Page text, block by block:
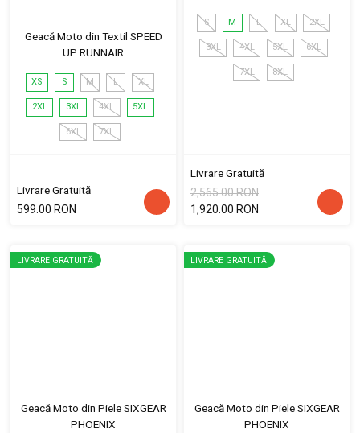
Geacă Moto din Textil SPEED
UP RUNNAIR
XS S M L XL
2XL 3XL 4XL 5XL
6XL 7XL
Livrare Gratuită
599.00 RON
S M L XL 2XL
3XL 4XL 5XL 6XL
7XL 8XL
Livrare Gratuită
2,565.00 RON
1,920.00 RON
LIVRARE GRATUITĂ
Geacă Moto din Piele SIXGEAR
PHOENIX
LIVRARE GRATUITĂ
Geacă Moto din Piele SIXGEAR
PHOENIX